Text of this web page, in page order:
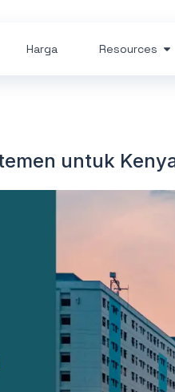
Harga Resources
untuk